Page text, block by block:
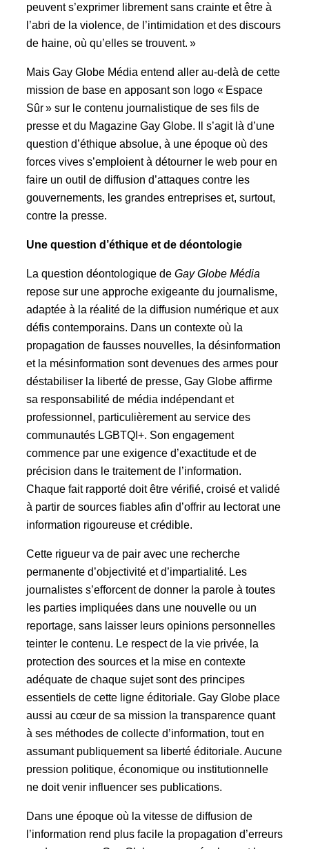
peuvent s’exprimer librement sans crainte et être à
l’abri de la violence, de l’intimidation et des discours
de haine, où qu’elles se trouvent. »
Mais Gay Globe Média entend aller au-delà de cette
mission de base en apposant son logo « Espace
Sûr » sur le contenu journalistique de ses fils de
presse et du Magazine Gay Globe. Il s’agit là d’une
question d’éthique absolue, à une époque où des
forces vives s’emploient à détourner le web pour en
faire un outil de diffusion d’attaques contre les
gouvernements, les grandes entreprises et, surtout,
contre la presse.
Une question d’éthique et de déontologie
La question déontologique de Gay Globe Média
repose sur une approche exigeante du journalisme,
adaptée à la réalité de la diffusion numérique et aux
défis contemporains. Dans un contexte où la
propagation de fausses nouvelles, la désinformation
et la mésinformation sont devenues des armes pour
déstabiliser la liberté de presse, Gay Globe affirme
sa responsabilité de média indépendant et
professionnel, particulièrement au service des
communautés LGBTQI+. Son engagement
commence par une exigence d’exactitude et de
précision dans le traitement de l’information.
Chaque fait rapporté doit être vérifié, croisé et validé
à partir de sources fiables afin d’offrir au lectorat une
information rigoureuse et crédible.
Cette rigueur va de pair avec une recherche
permanente d’objectivité et d’impartialité. Les
journalistes s’efforcent de donner la parole à toutes
les parties impliquées dans une nouvelle ou un
reportage, sans laisser leurs opinions personnelles
teinter le contenu. Le respect de la vie privée, la
protection des sources et la mise en contexte
adéquate de chaque sujet sont des principes
essentiels de cette ligne éditoriale. Gay Globe place
aussi au cœur de sa mission la transparence quant
à ses méthodes de collecte d’information, tout en
assumant publiquement sa liberté éditoriale. Aucune
pression politique, économique ou institutionnelle
ne doit venir influencer ses publications.
Dans une époque où la vitesse de diffusion de
l’information rend plus facile la propagation d’erreurs